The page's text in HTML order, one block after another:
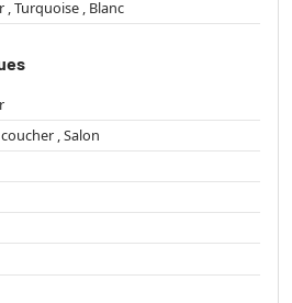
, Turquoise , Blanc
, Salon